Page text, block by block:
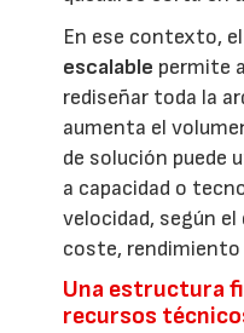
En ese contexto, el
escalable permite
rediseñar toda la
aumenta el
de solución puede
a capacidad o
velocidad, según
coste, rendimiento
Una estructura
recursos